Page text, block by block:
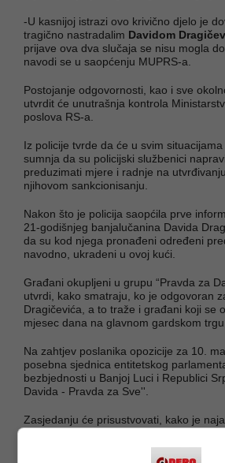
-U kasnijoj istrazi ovo krivično djelo je
tragično nastradalim Davidom
prijave ova dva slučaja se nisu mogla
navodi se u saopćenju MUPRS-a.
Postojanje odgovornosti, kao i sve
utvrdit će unutrašnja kontrola
poslova RS-a.
Iz policije tvrde da će u svim
sumnja da su policijski službenici
preduzimati mjere i radnje na
njihovom sankcionisanju.
Nakon što je policija saopćila prve
21-godišnjeg banjalučanina Davida
da su kod njega pronađeni određeni
navodno, ukradeni u ovoj kući.
Građani okupljeni u grupu “Pravda za
utvrdi, kako smatraju, ko je odgovoran
Dragičevića, a to traže i građani koji se
mjesec dana na glavnom gardskom trgu.
Na zahtjev poslanika opozicije za 10.
posebna sjednica entitetskog
bezbjednosti u Banjoj Luci i Republici
Davida - Pravda za Sve''.
Zasjedanju će prisustvovati, kako je
da bilo ko u RS bježi od bilo koje teme.